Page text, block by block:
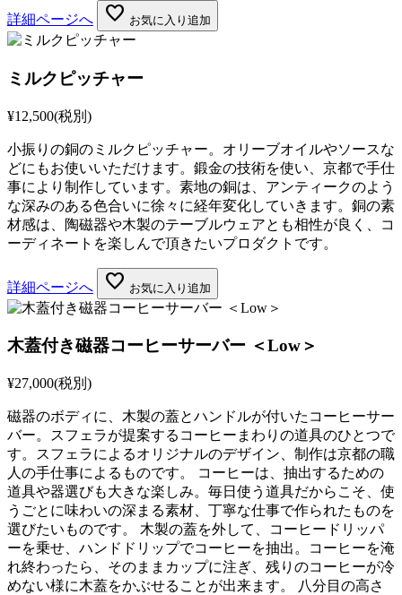
詳細ページへ favorite お気に入り追加
ミルクピッチャー
¥12,500(税別)
小振りの銅のミルクピッチャー。オリーブオイルやソースな
どにもお使いいただけます。鍛金の技術を使い、京都で手仕
事により制作しています。素地の銅は、アンティークのよう
な深みのある色合いに徐々に経年変化していきます。銅の素
材感は、陶磁器や木製のテーブルウェアとも相性が良く、コ
ーディネートを楽しんで頂きたいプロダクトです。
詳細ページへ favorite お気に入り追加
木蓋付き磁器コーヒーサーバー ＜Low＞
¥27,000(税別)
磁器のボディに、木製の蓋とハンドルが付いたコーヒーサー
バー。スフェラが提案するコーヒーまわりの道具のひとつで
す。スフェラによるオリジナルのデザイン、制作は京都の職
人の手仕事によるものです。 コーヒーは、抽出するための
道具や器選びも大きな楽しみ。毎日使う道具だからこそ、使
うごとに味わいの深まる素材、丁寧な仕事で作られたものを
選びたいものです。 木製の蓋を外して、コーヒードリッパ
ーを乗せ、ハンドドリップでコーヒーを抽出。コーヒーを淹
れ終わったら、そのままカップに注ぎ、残りのコーヒーが冷
めない様に木蓋をかぶせることが出来ます。 八分目の高さ